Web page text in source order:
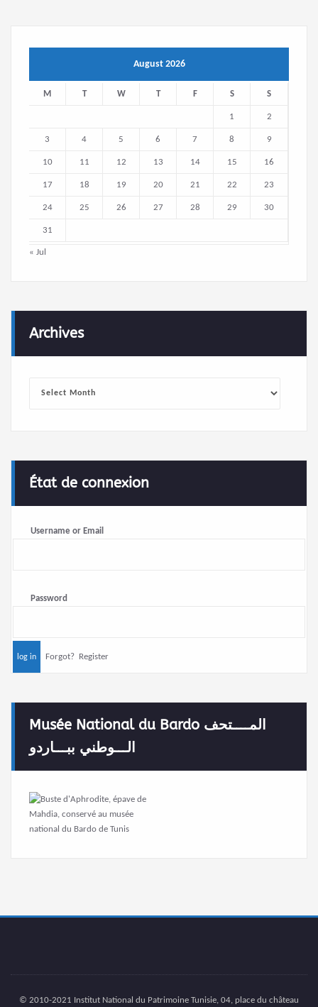
August 2026
M T W T F S S
1 2
3 4 5 6 7 8 9
10 11 12 13 14 15 16
17 18 19 20 21 22 23
24 25 26 27 28 29 30
31
« Jul
Archives
État de connexion
Username or Email
Password
Forgot? Register
Musée National du Bardo المــــتحف
الـــوطني ببـــاردو
© 2010-2021 Institut National du Patrimoine Tunisie, 04, place du château